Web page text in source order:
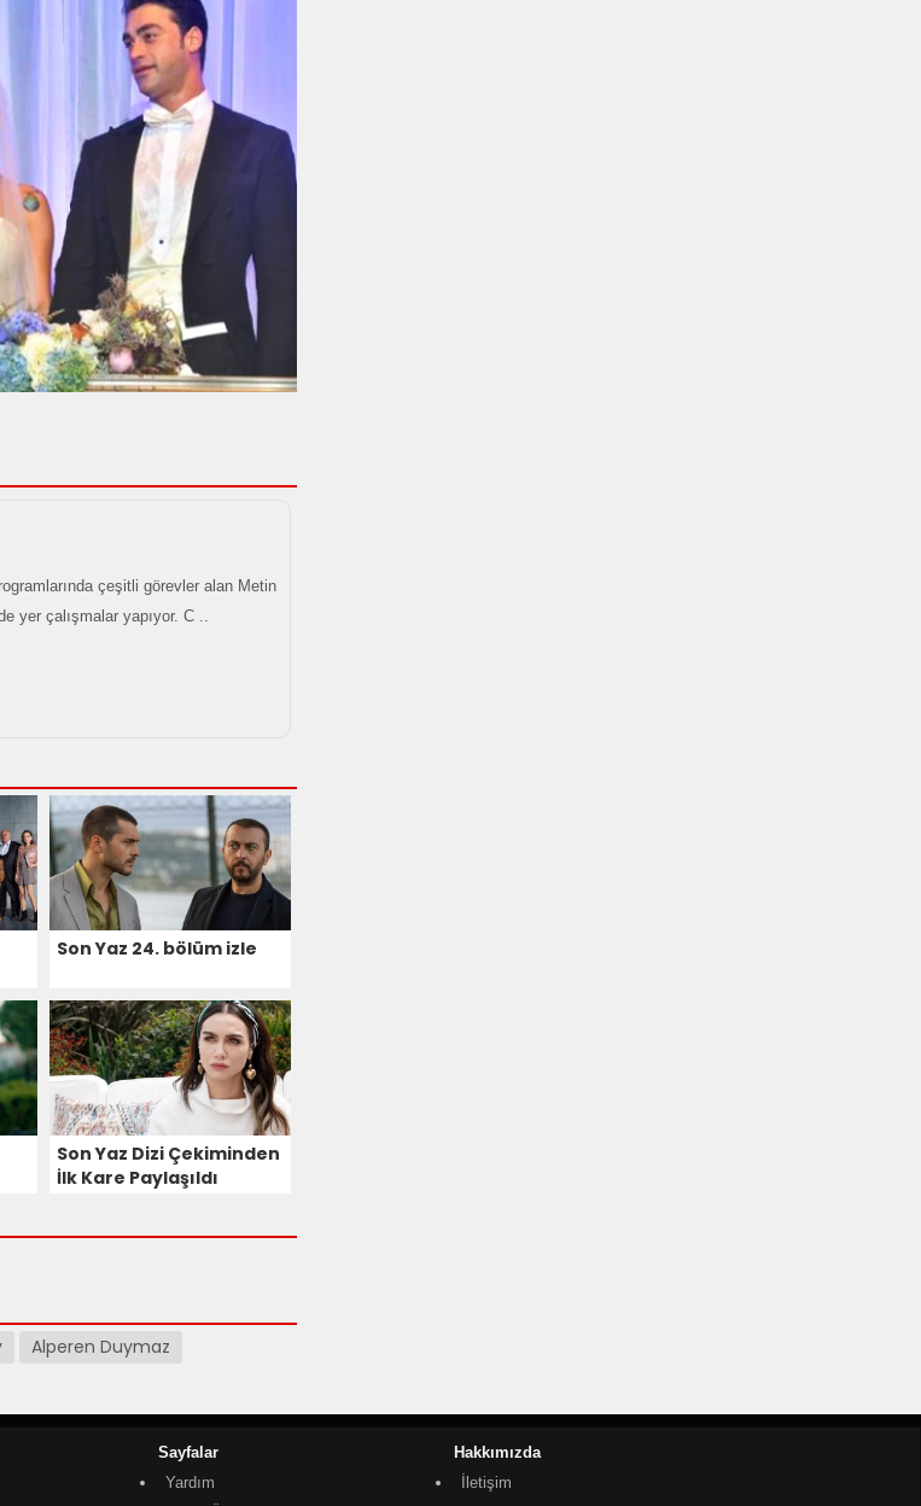
çeşitli görevler alan Metin
yer çalışmalar yapıyor. C ..
Son Yaz 24. bölüm izle
Son Yaz Dizi Çekiminden
İlk Kare Paylaşıldı
Alperen Duymaz
Sayfalar
Yardım
Hakkımızda
İletişim